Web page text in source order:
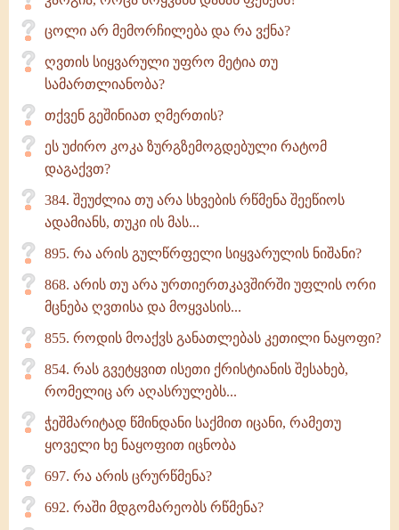
ცოლი არ მემორჩილება და რა ვქნა?
ღვთის სიყვარული უფრო მეტია თუ
სამართლიანობა?
თქვენ გეშინიათ ღმერთის?
ეს უძირო კოკა ზურგზემოგდებული რატომ
დაგაქვთ?
384. შეუძლია თუ არა სხვების რწმენა შეეწიოს
ადამიანს, თუკი ის მას...
895. რა არის გულწრფელი სიყვარულის ნიშანი?
868. არის თუ არა ურთიერთკავშირში უფლის ორი
მცნება ღვთისა და მოყვასის...
855. როდის მოაქვს განათლებას კეთილი ნაყოფი?
854. რას გვეტყვით ისეთი ქრისტიანის შესახებ,
რომელიც არ აღასრულებს...
ჭეშმარიტად წმინდანი საქმით იცანი, რამეთუ
ყოველი ხე ნაყოფით იცნობა
697. რა არის ცრურწმენა?
692. რაში მდგომარეობს რწმენა?